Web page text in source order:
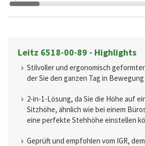
Leitz 6518-00-89 - Highlights
Stilvoller und ergonomisch
der Sie den ganzen Tag in
2-in-1-Lösung, da Sie die Höhe auf
Sitzhöhe, ähnlich wie bei einem
eine perfekte Stehhöhe einstellen
Geprüft und empfohlen vom IGR,